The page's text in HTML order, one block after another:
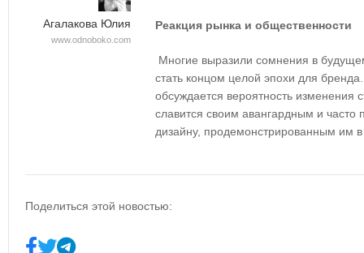
Агалакова Юлия
www.odnoboko.com
Реакция рынка и общественности
Многие выразили сомнения в
стать концом целой эпохи для
обсуждается вероятность изменения
славится своим авангардным и
дизайну, продемонстрированным им
Поделиться этой новостью: